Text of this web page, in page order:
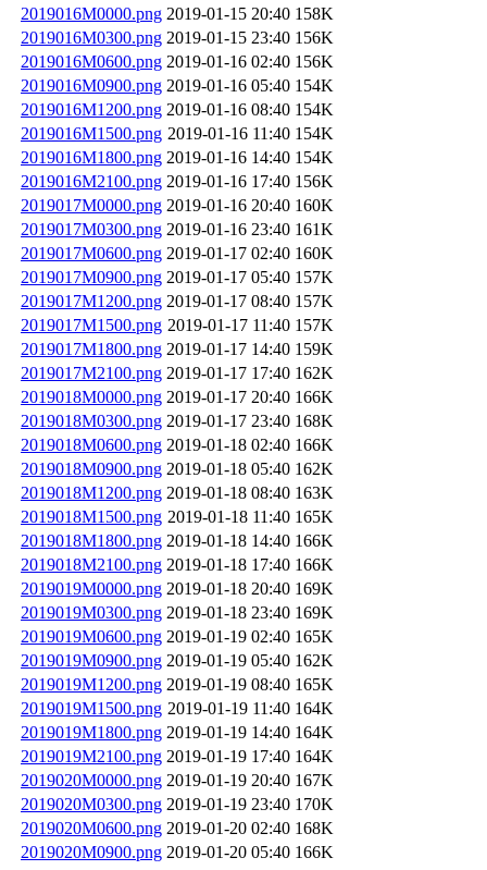
2019016M0000.png 2019-01-15 20:40 158K
2019016M0300.png 2019-01-15 23:40 156K
2019016M0600.png 2019-01-16 02:40 156K
2019016M0900.png 2019-01-16 05:40 154K
2019016M1200.png 2019-01-16 08:40 154K
2019016M1500.png 2019-01-16 11:40 154K
2019016M1800.png 2019-01-16 14:40 154K
2019016M2100.png 2019-01-16 17:40 156K
2019017M0000.png 2019-01-16 20:40 160K
2019017M0300.png 2019-01-16 23:40 161K
2019017M0600.png 2019-01-17 02:40 160K
2019017M0900.png 2019-01-17 05:40 157K
2019017M1200.png 2019-01-17 08:40 157K
2019017M1500.png 2019-01-17 11:40 157K
2019017M1800.png 2019-01-17 14:40 159K
2019017M2100.png 2019-01-17 17:40 162K
2019018M0000.png 2019-01-17 20:40 166K
2019018M0300.png 2019-01-17 23:40 168K
2019018M0600.png 2019-01-18 02:40 166K
2019018M0900.png 2019-01-18 05:40 162K
2019018M1200.png 2019-01-18 08:40 163K
2019018M1500.png 2019-01-18 11:40 165K
2019018M1800.png 2019-01-18 14:40 166K
2019018M2100.png 2019-01-18 17:40 166K
2019019M0000.png 2019-01-18 20:40 169K
2019019M0300.png 2019-01-18 23:40 169K
2019019M0600.png 2019-01-19 02:40 165K
2019019M0900.png 2019-01-19 05:40 162K
2019019M1200.png 2019-01-19 08:40 165K
2019019M1500.png 2019-01-19 11:40 164K
2019019M1800.png 2019-01-19 14:40 164K
2019019M2100.png 2019-01-19 17:40 164K
2019020M0000.png 2019-01-19 20:40 167K
2019020M0300.png 2019-01-19 23:40 170K
2019020M0600.png 2019-01-20 02:40 168K
2019020M0900.png 2019-01-20 05:40 166K